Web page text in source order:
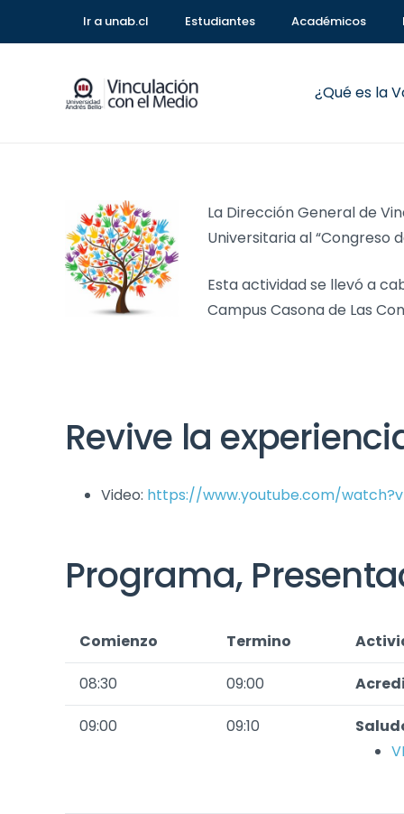
Ir a unab.cl Estudiantes Académicos
¿Qué es la
La Dirección General de
Universitaria al “Congreso
Esta actividad se llevó a
Campus Casona de Las
Revive la
Video: https://www.youtube.com/
Programa,
Comienzo Termino
08:30 09:00
09:00 09:10